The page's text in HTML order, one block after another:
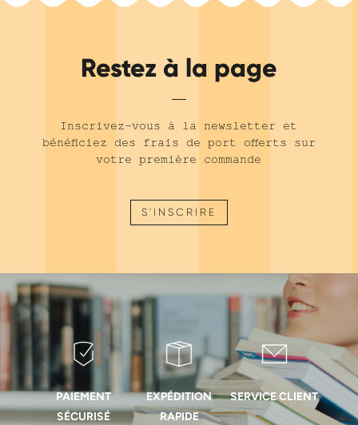
Restez à la page
Inscrivez-vous à la newsletter et
bénéficiez des frais de port offerts sur
votre première commande
S'INSCRIRE
PAIEMENT
SÉCURISÉ
EXPÉDITION
RAPIDE
SERVICE CLIENT